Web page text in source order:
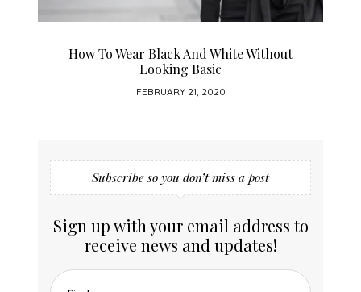
How To Wear Black And White Without
Looking Basic
FEBRUARY 21, 2020
Subscribe so you don’t miss a post
Sign up with your email address to
receive news and updates!